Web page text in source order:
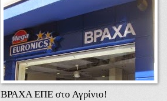
ΒΡΑΧΑ ΕΠΕ στο Αγρίνιο!